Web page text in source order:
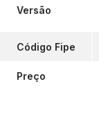
Versão
Código Fipe
Preço